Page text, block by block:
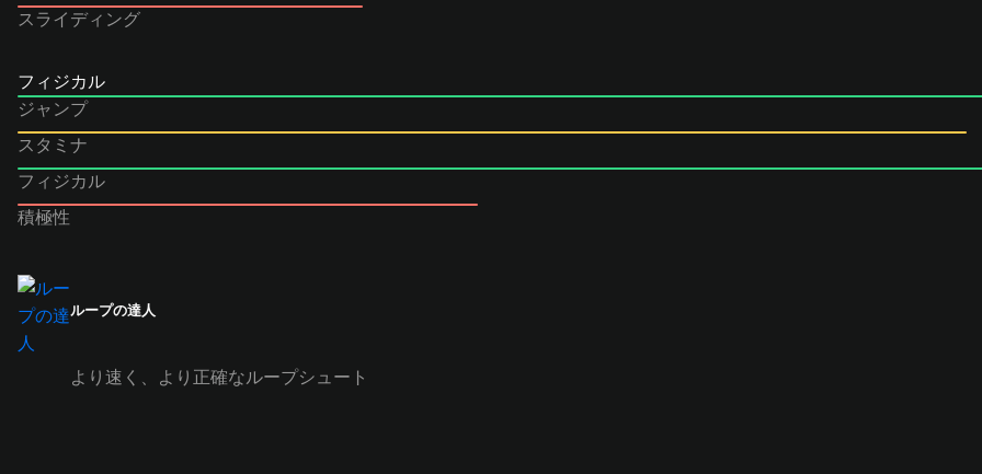
スライディング
フィジカル
ジャンプ
スタミナ
フィジカル
積極性
ループの達人
より速く、より正確なループシュート